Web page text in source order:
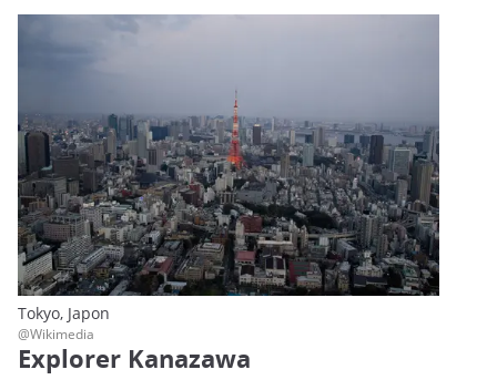
Tokyo, Japon
@Wikimedia
Explorer Kanazawa